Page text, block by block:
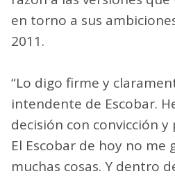
en torno a sus
2011.
“Lo digo firme y
intendente de Escobar.
decisión con convicción
El Escobar de hoy no me
muchas cosas. Y dentro